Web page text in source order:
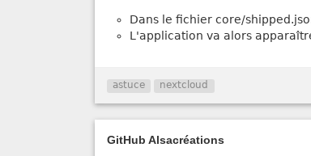
Dans le fichier core/
L'application va alors
astuce nextcloud
GitHub Alsacréations